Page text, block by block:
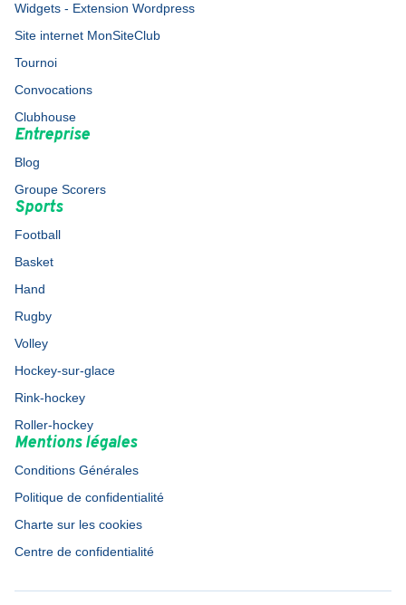
Widgets - Extension Wordpress
Site internet MonSiteClub
Tournoi
Convocations
Clubhouse
Entreprise
Blog
Groupe Scorers
Sports
Football
Basket
Hand
Rugby
Volley
Hockey-sur-glace
Rink-hockey
Roller-hockey
Mentions légales
Conditions Générales
Politique de confidentialité
Charte sur les cookies
Centre de confidentialité